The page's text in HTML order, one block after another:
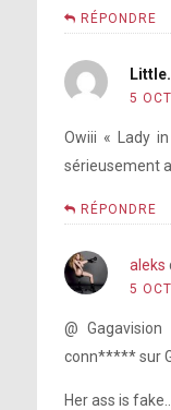
RÉPONDRE
5
Owiii « Lady
sérieusement
RÉPONDRE
aleks
5
@
conn***** sur
Her ass is